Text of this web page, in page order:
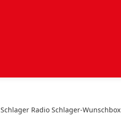
Schlager Radio Schlager-Wunschbox